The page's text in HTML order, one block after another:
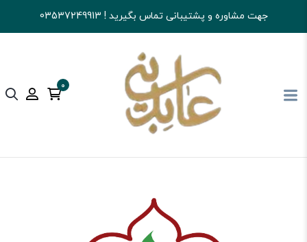
جهت مشاوره و پشتیبانی تماس بگیرید ! 03537249913
0
آجیل و خشکبار عابدینی تنقلات آدامس